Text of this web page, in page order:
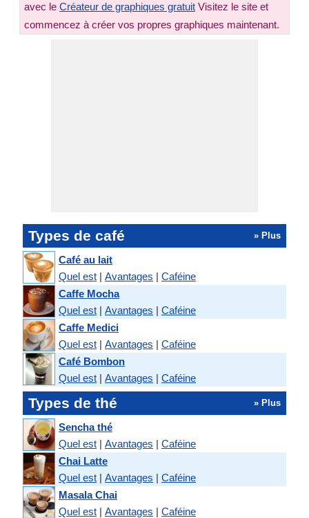
avec le Créateur de graphiques gratuit Visitez le site et
commencez à créer vos propres graphiques maintenant.
Types de café » Plus
Café au lait
Quel est | Avantages | Caféine
Caffe Mocha
Quel est | Avantages | Caféine
Caffe Medici
Quel est | Avantages | Caféine
Café Bombon
Quel est | Avantages | Caféine
Types de thé » Plus
Sencha thé
Quel est | Avantages | Caféine
Chai Latte
Quel est | Avantages | Caféine
Masala Chai
Quel est | Avantages | Caféine